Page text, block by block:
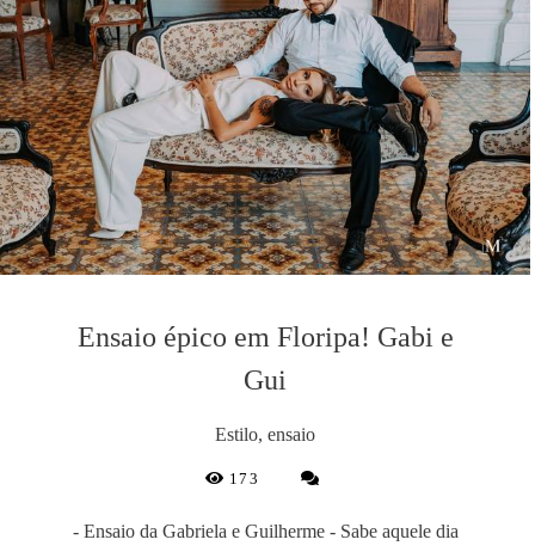
Ensaio épico em Floripa! Gabi e
Gui
Estilo, ensaio
173
- Ensaio da Gabriela e Guilherme - Sabe aquele dia